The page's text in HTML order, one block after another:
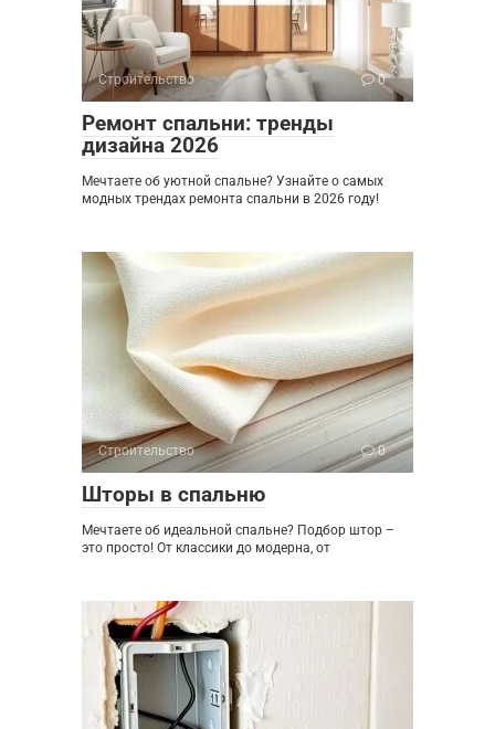
Строительство 0
Ремонт спальни: тренды
дизайна 2026
Мечтаете об уютной спальне? Узнайте о самых
модных трендах ремонта спальни в 2026 году!
Строительство 0
Шторы в спальню
Мечтаете об идеальной спальне? Подбор штор –
это просто! От классики до модерна, от